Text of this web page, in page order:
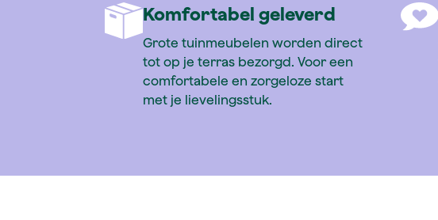
Siena Garden Vorteile
Komfortabel geleverd
Grote tuinmeubelen worden direct
tot op je terras bezorgd. Voor een
comfortabele en zorgeloze start
met je lievelingsstuk.